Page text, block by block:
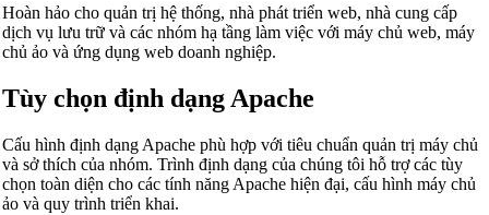
Hoàn hảo cho quản trị hệ thống, nhà phát triển web, nhà cung cấp
dịch vụ lưu trữ và các nhóm hạ tầng làm việc với máy chủ web, máy
chủ ảo và ứng dụng web doanh nghiệp.
Tùy chọn định dạng Apache
Cấu hình định dạng Apache phù hợp với tiêu chuẩn quản trị máy chủ
và sở thích của nhóm. Trình định dạng của chúng tôi hỗ trợ các tùy
chọn toàn diện cho các tính năng Apache hiện đại, cấu hình máy chủ
ảo và quy trình triển khai.